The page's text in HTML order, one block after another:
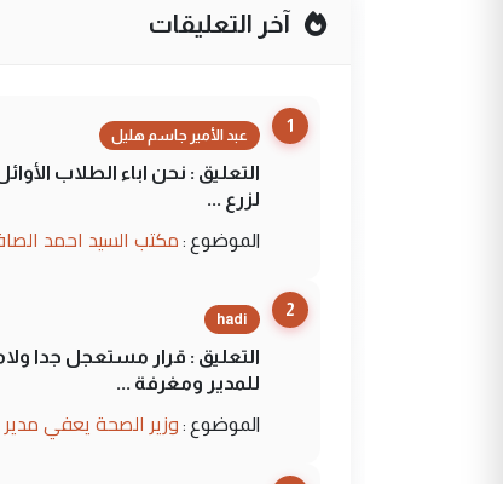
آخر التعليقات
1
عبد الأمير جاسم هليل
التعليق : نحن اباء الطلاب
لزرع ...
الموضوع : مكتب السيد احمد
2
hadi
التعليق : قرار مستعجل جدا
للمدير ومغرفة ...
الموضوع : وزير الصحة يعفي